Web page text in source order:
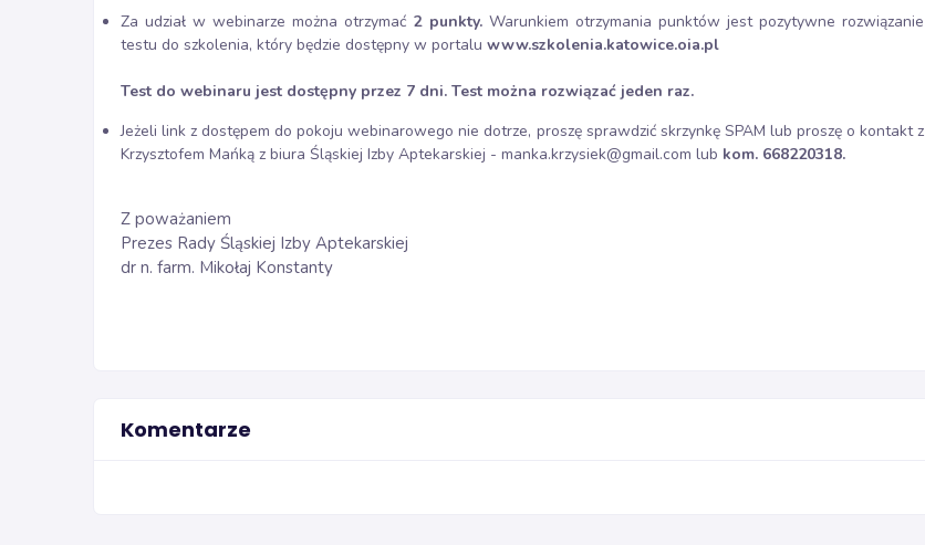
Za udział w webinarze można otrzymać 2 punkty.Warunkiem otrzymania punktów jest pozytywne rozwiązanie
testu do szkolenia, który będzie dostępny w portalu www.szkolenia.katowice.oia.pl
Test do webinaru jest dostępny przez 7 dni. Test można rozwiązać jeden raz.
Jeżeli link z dostępem do pokoju webinarowego nie dotrze, proszę sprawdzić skrzynkę SPAM lub proszę o kontakt z
Krzysztofem Mańką z biura Śląskiej Izby Aptekarskiej - manka.krzysiek@gmail.com lub kom. 668220318.
Z poważaniem
Prezes Rady Śląskiej Izby Aptekarskiej
dr n. farm. Mikołaj Konstanty
Komentarze